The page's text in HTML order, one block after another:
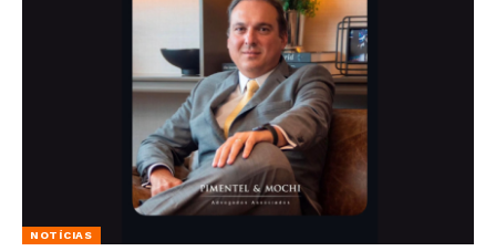
NOTÍCIAS